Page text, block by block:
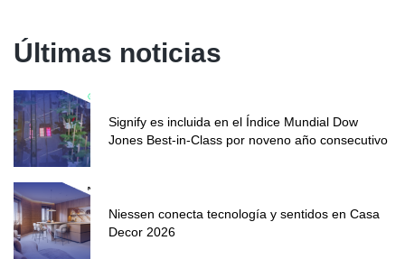
Últimas noticias
Signify es incluida en el Índice Mundial Dow
Jones Best-in-Class por noveno año consecutivo
Niessen conecta tecnología y sentidos en Casa
Decor 2026